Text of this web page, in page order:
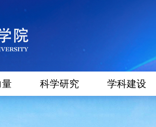
量 科学研究 学科建设